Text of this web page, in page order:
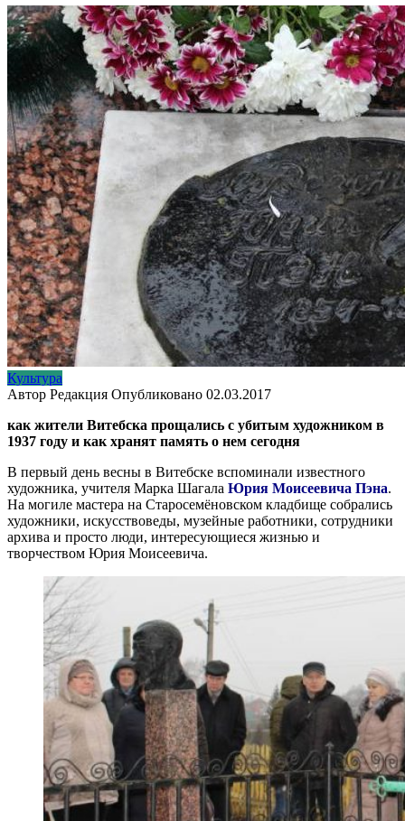
Культура
Автор Редакция Опубликовано 02.03.2017
как жители Витебска прощались с убитым художником в
1937 году и как хранят память о нем сегодня
В первый день весны в Витебске вспоминали известного
художника, учителя Марка Шагала Юрия Моисеевича Пэна.
На могиле мастера на Старосемёновском кладбище собрались
художники, искусствоведы, музейные работники, сотрудники
архива и просто люди, интересующиеся жизнью и
творчеством Юрия Моисеевича.